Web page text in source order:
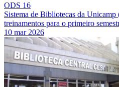
ODS 16
Sistema de Bibliotecas da
treinamentos para o primeiro
10 mar 2026